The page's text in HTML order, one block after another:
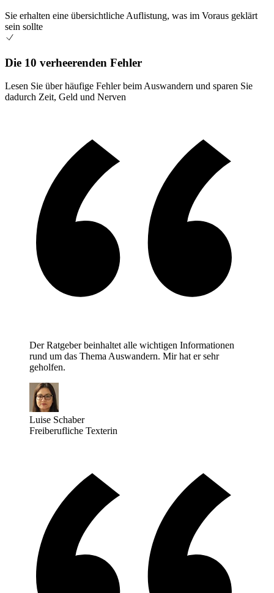
Sie erhalten eine übersichtliche Auflistung, was im Voraus geklärt
sein sollte
Die 10 verheerenden Fehler
Lesen Sie über häufige Fehler beim Auswandern und sparen Sie
dadurch Zeit, Geld und Nerven
Der Ratgeber beinhaltet alle wichtigen Informationen
rund um das Thema Auswandern. Mir hat er sehr
geholfen.
Luise Schaber
Freiberufliche Texterin